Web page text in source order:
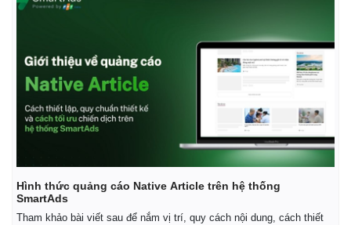
Hình thức quảng cáo Native Article trên hệ thống
SmartAds
Tham khảo bài viết sau để nắm vị trí, quy cách nội dung, cách thiết